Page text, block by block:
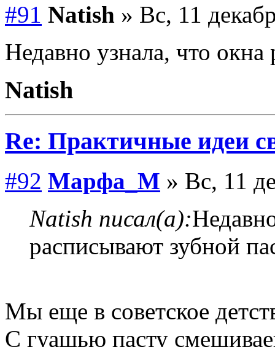
#91 Natish » Вс, 11
Недавно узнала, что
Natish
Re: Практичные идеи
#92 Марфа_М » Вс, 11
Natish писал(а):
расписывают зубной
Мы еще в советское
С гуашью пасту